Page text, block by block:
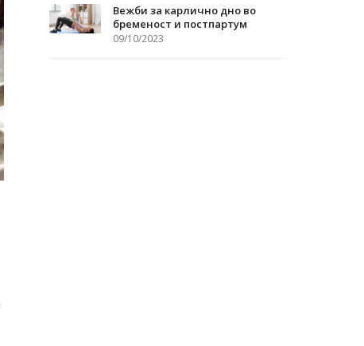
Вежби за карлично дно во
бременост и постпартум
09/10/2023